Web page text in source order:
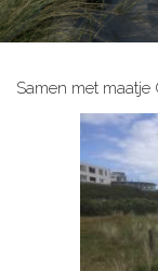
Samen met